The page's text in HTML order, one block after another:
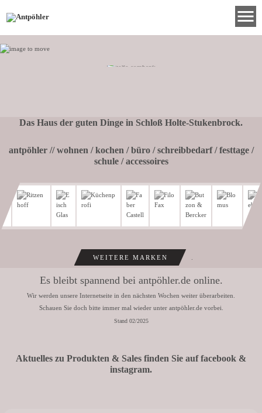
menu
Das Haus der guten Dinge in Schloß Holte-Stukenbrock.
antpöhler // wohnen / kochen / büro / schreibbedarf / festtage /
schule / accessoires
WEITERE MARKEN
Es bleibt spannend bei antpöhler.de online.
Wir werden unsere Internetseite in den nächsten Wochen weiter überarbeiten.
Schauen Sie doch bitte immer mal wieder unter antpöhler.de vorbei.
Stand 02/2025
Aktuelles zu Produkten & Sales finden Sie auf facebook &
instagram.